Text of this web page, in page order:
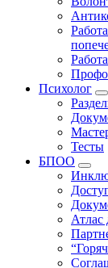
Психолог
Тесты
БПОО
Атлас